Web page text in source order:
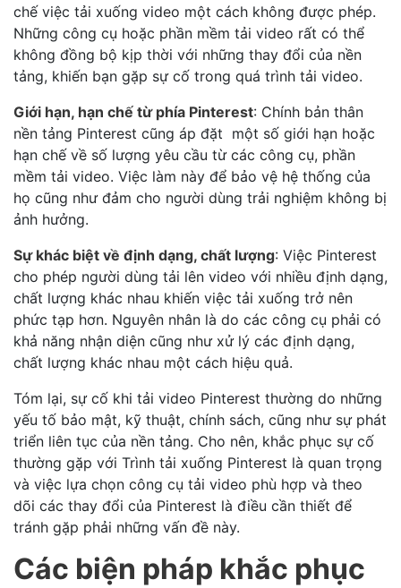
chế việc tải xuống video một cách không được phép.
Những công cụ hoặc phần mềm tải video rất có thể
không đồng bộ kịp thời với những thay đổi của nền
tảng, khiến bạn gặp sự cố trong quá trình tải video.
Giới hạn, hạn chế từ phía Pinterest: Chính bản thân
nền tảng Pinterest cũng áp đặt một số giới hạn hoặc
hạn chế về số lượng yêu cầu từ các công cụ, phần
mềm tải video. Việc làm này để bảo vệ hệ thống của
họ cũng như đảm cho người dùng trải nghiệm không bị
ảnh hưởng.
Sự khác biệt về định dạng, chất lượng: Việc Pinterest
cho phép người dùng tải lên video với nhiều định dạng,
chất lượng khác nhau khiến việc tải xuống trở nên
phức tạp hơn. Nguyên nhân là do các công cụ phải có
khả năng nhận diện cũng như xử lý các định dạng,
chất lượng khác nhau một cách hiệu quả.
Tóm lại, sự cố khi tải video Pinterest thường do những
yếu tố bảo mật, kỹ thuật, chính sách, cũng như sự phát
triển liên tục của nền tảng. Cho nên, khắc phục sự cố
thường gặp với Trình tải xuống Pinterest là quan trọng
và việc lựa chọn công cụ tải video phù hợp và theo
dõi các thay đổi của Pinterest là điều cần thiết để
tránh gặp phải những vấn đề này.
Các biện pháp khắc phục